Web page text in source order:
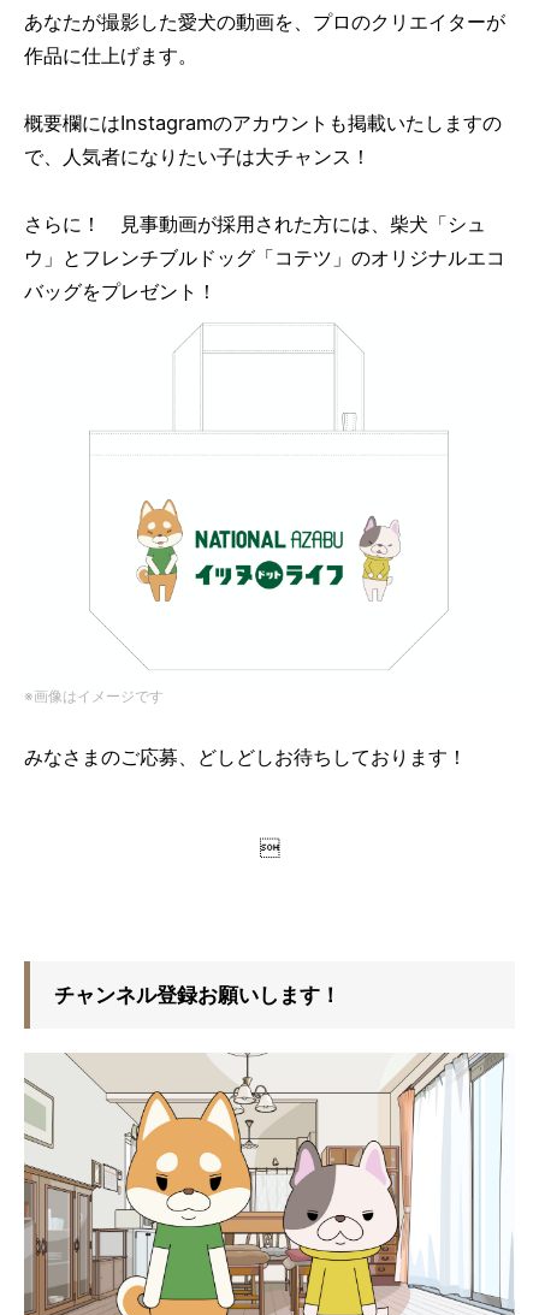
あなたが撮影した愛犬の動画を、プロのクリエイターが
作品に仕上げます。
概要欄にはInstagramのアカウントも掲載いたしますの
で、人気者になりたい子は大チャンス！
さらに！ 見事動画が採用された方には、柴犬「シュ
ウ」とフレンチブルドッグ「コテツ」のオリジナルエコ
バッグをプレゼント！
※画像はイメージです
みなさまのご応募、どしどしお待ちしております！

チャンネル登録お願いします！